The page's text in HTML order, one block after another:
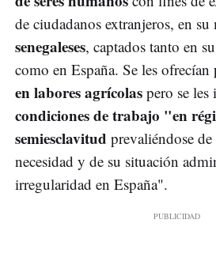
de ciudadanos extranjeros, en su
senegaleses, captados tanto en
como en España. Se les ofrecían
en labores agrícolas pero se les
condiciones de trabajo "en
semiesclavitud prevaliéndose
necesidad y de su situación
irregularidad en España".